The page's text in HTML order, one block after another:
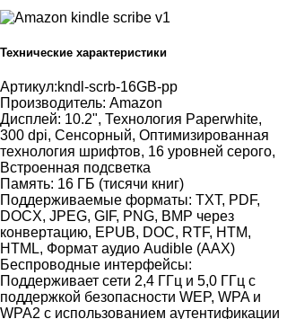
Технические характеристики
Артикул:kndl-scrb-16GB-pp
Производитель: Amazon
Дисплей: 10.2", Технология Paperwhite,
300 dpi, Сенсорный, Оптимизированная
технология шрифтов, 16 уровней серого,
Встроенная подсветка
Память: 16 ГБ (тисячи книг)
Поддерживаемые форматы: TXT, PDF,
DOCX, JPEG, GIF, PNG, BMP через
конвертацию, EPUB, DOC, RTF, HTM,
HTML, Формат аудио Audible (AAX)
Беспроводные интерфейсы:
Поддерживает сети 2,4 ГГц и 5,0 ГГц с
поддержкой безопасности WEP, WPA и
WPA2 с использованием аутентификации